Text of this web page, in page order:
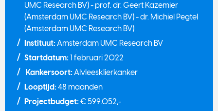
UMC Research BV) - prof. dr. Geert Kazemier
(Amsterdam UMC Research BV) - dr. Michiel Pegtel
(Amsterdam UMC Research BV)
Instituut: Amsterdam UMC Research BV
Startdatum: 1 februari 2022
Kankersoort: Alvleesklierkanker
Looptijd: 48 maanden
Projectbudget: € 599.052,-